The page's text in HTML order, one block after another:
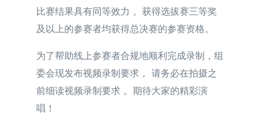
比赛结果具有同等效力 。获得选拔赛三等奖
及以上的参赛者均获得总决赛的参赛资格。
为了帮助线上参赛者合规地顺利完成录制，组
委会现发布视频录制要求， 请务必在拍摄之
前细读视频录制要求 。期待大家的精彩演
唱！
简体中文